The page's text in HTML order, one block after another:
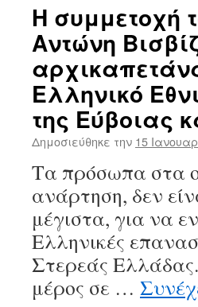
Η συμμετοχή
Αντώνη
Ελληνικό
της Εύβοιας
Δημοσιεύθηκε την 15
Τα πρόσωπα στα
ανάρτηση, δεν
μέγιστα, για να
Ελληνικές
Στερεάς
μέρος σε …